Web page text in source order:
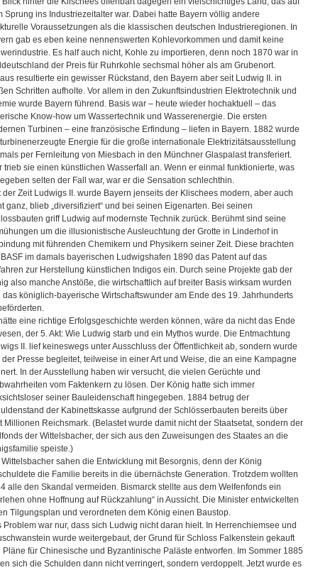
Sprung ins Industriezeitalter war. Dabei hatte Bayern völlig andere
Voraussetzungen als die klassischen deutschen Industrieregionen. In
gab es eben keine nennenswerten Kohlevorkommen und damit keine
Es half auch nicht, Kohle zu importieren, denn noch 1870 war in
der Preis für Ruhrkohle sechsmal höher als am Grubenort.
resultierte ein gewisser Rückstand, den Bayern aber seit Ludwig II. in
Schritten aufholte. Vor allem in den Zukunftsindustrien Elektrotechnik und
wurde Bayern führend. Basis war – heute wieder hochaktuell – das
Know-how um Wassertechnik und Wasserenergie. Die ersten
Turbinen – eine französische Erfindung – liefen in Bayern. 1882 wurde
Energie für die große internationale Elektrizitätsausstellung
per Fernleitung von Miesbach in den Münchner Glaspalast transferiert.
trieb sie einen künstlichen Wasserfall an. Wenn er einmal funktionierte, was
selten der Fall war, war er die Sensation schlechthin.
der Zeit Ludwigs II. wurde Bayern jenseits der Klischees modern, aber auch
ganz, blieb „diversifiziert“ und bei seinen Eigenarten. Bei seinen
griff Ludwig auf modernste Technik zurück. Berühmt sind seine
um die illusionistische Ausleuchtung der Grotte in Linderhof in
mit führenden Chemikern und Physikern seiner Zeit. Diese brachten
im damals bayerischen Ludwigshafen 1890 das Patent auf das
zur Herstellung künstlichen Indigos ein. Durch seine Projekte gab der
also manche Anstöße, die wirtschaftlich auf breiter Basis wirksam wurden
das königlich-bayerische Wirtschaftswunder am Ende des 19. Jahrhunderts
eine richtige Erfolgsgeschichte werden können, wäre da nicht das Ende
der 5. Akt: Wie Ludwig starb und ein Mythos wurde. Die Entmachtung
II. lief keineswegs unter Ausschluss der Öffentlichkeit ab, sondern wurde
der Presse begleitet, teilweise in einer Art und Weise, die an eine Kampagne
In der Ausstellung haben wir versucht, die vielen Gerüchte und
vom Faktenkern zu lösen. Der König hatte sich immer
seiner Bauleidenschaft hingegeben. 1884 betrug der
der Kabinettskasse aufgrund der Schlösserbauten bereits über
Millionen Reichsmark. (Belastet wurde damit nicht der Staatsetat, sondern der
der Wittelsbacher, der sich aus den Zuweisungen des Staates an die
speiste.)
sahen die Entwicklung mit Besorgnis, denn der König
die Familie bereits in die übernächste Generation. Trotzdem wollten
alle den Skandal vermeiden. Bismarck stellte aus dem Welfenfonds ein
ohne Hoffnung auf Rückzahlung“ in Aussicht. Die Minister entwickelten
Tilgungsplan und verordneten dem König einen Baustop.
Problem war nur, dass sich Ludwig nicht daran hielt. In Herrenchiemsee und
wurde weitergebaut, der Grund für Schloss Falkenstein gekauft
Pläne für Chinesische und Byzantinische Paläste entworfen. Im Sommer 1885
sich die Schulden dann nicht verringert, sondern verdoppelt. Jetzt wurde es